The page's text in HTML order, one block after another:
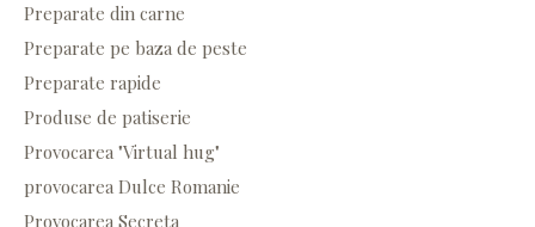
Preparate din carne
Preparate pe baza de peste
Preparate rapide
Produse de patiserie
Provocarea "Virtual hug"
provocarea Dulce Romanie
Provocarea Secreta